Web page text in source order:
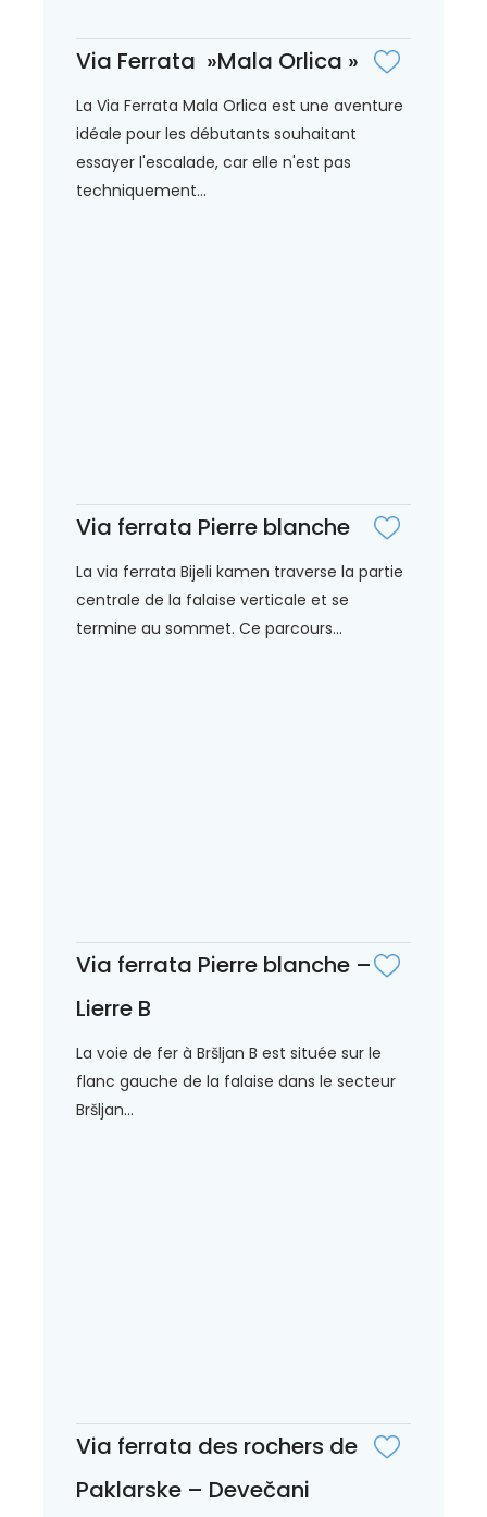
Via Ferrata »Mala Orlica »
La Via Ferrata Mala Orlica est une aventure
idéale pour les débutants souhaitant
essayer l'escalade, car elle n'est pas
techniquement...
Via ferrata Pierre blanche
La via ferrata Bijeli kamen traverse la partie
centrale de la falaise verticale et se
termine au sommet. Ce parcours...
Via ferrata Pierre blanche –
Lierre B
La voie de fer à Bršljan B est située sur le
flanc gauche de la falaise dans le secteur
Bršljan...
Via ferrata des rochers de
Paklarske – Devečani